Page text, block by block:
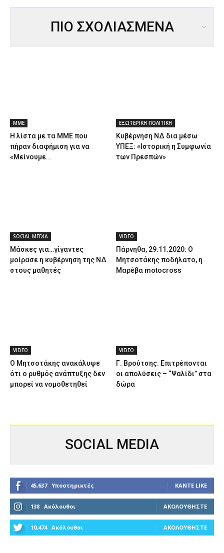
ΠΙΟ ΣΧΟΛΙΑΣΜΕΝΑ
ΜΜΕ
Η λίστα με τα ΜΜΕ που
πήραν διαφήμιση για να
«Μείνουμε...
ΕΞΩΤΕΡΙΚΗ ΠΟΛΙΤΙΚΗ
Κυβέρνηση ΝΔ δια μέσω
ΥΠΕΞ: «Ιστορική η Συμφωνία
των Πρεσπών»
SOCIAL MEDIA
Μάσκες για…γίγαντες
μοίρασε η κυβέρνηση της ΝΔ
στους μαθητές
VIDEO
Πάρνηθα, 29.11.2020: Ο
Μητσοτάκης ποδήλατο, η
Μαρέβα motocross
VIDEO
Ο Μητσοτάκης ανακάλυψε
ότι ο ρυθμός ανάπτυξης δεν
μπορεί να νομοθετηθεί
VIDEO
Γ. Βρούτσης: Επιτρέπονται
οι απολύσεις – “Ψαλίδι” στα
δώρα
SOCIAL MEDIA
45,637 Υποστηρικτές ΚΆΝΤΕ LIKE
138 Ακόλουθοι ΑΚΟΛΟΥΘΉΣΤΕ
10,474 Ακόλουθοι ΑΚΟΛΟΥΘΉΣΤΕ